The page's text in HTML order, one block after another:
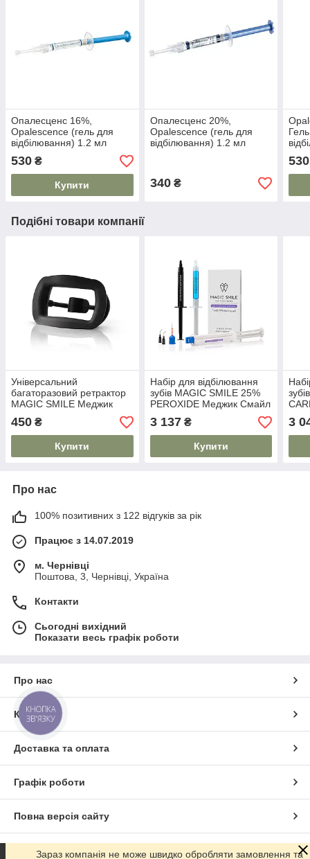
Опалесценс 16%,
Opalescence (гель для
відбілювання) 1.2 мл
530 ₴
Купити
Опалесценс 20%,
Opalescence (гель для
відбілювання) 1.2 мл
340₴
530
Подібні товари компанії
Універсальний
багаторазовий ретрактор
MAGIC SMILE Меджик
450 ₴
Купити
Набір для відбілювання
зубів MAGIC SMILE 25%
PEROXIDE Меджик Смайл
3 137₴
Купити
3
Про нас
100% позитивних з 122 відгуків за рік
Працює з 14.07.2019
м. Чернівці
Поштова, 3, Чернівці, Україна
Контакти
Сьогодні вихідний
Показати весь графік роботи
Про нас
Контакти
Доставка та оплата
Графік роботи
Повна версія сайту
Сайт створено на маркетплейсі Prom.ua
Зараз компанія не може швидко обробляти замовлення та
КНОПКА
ЗВ'ЯЗКУ